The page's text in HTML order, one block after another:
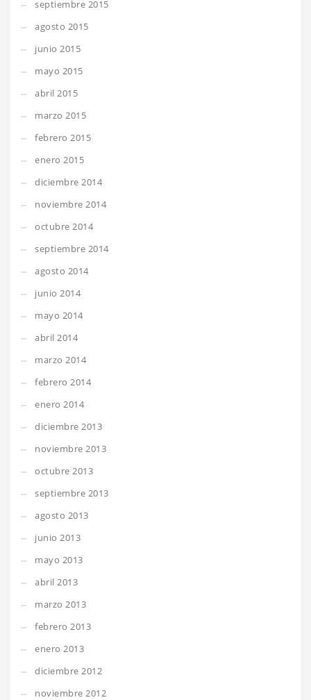
septiembre 2015
agosto 2015
junio 2015
mayo 2015
abril 2015
marzo 2015
febrero 2015
enero 2015
diciembre 2014
noviembre 2014
octubre 2014
septiembre 2014
agosto 2014
junio 2014
mayo 2014
abril 2014
marzo 2014
febrero 2014
enero 2014
diciembre 2013
noviembre 2013
octubre 2013
septiembre 2013
agosto 2013
junio 2013
mayo 2013
abril 2013
marzo 2013
febrero 2013
enero 2013
diciembre 2012
noviembre 2012